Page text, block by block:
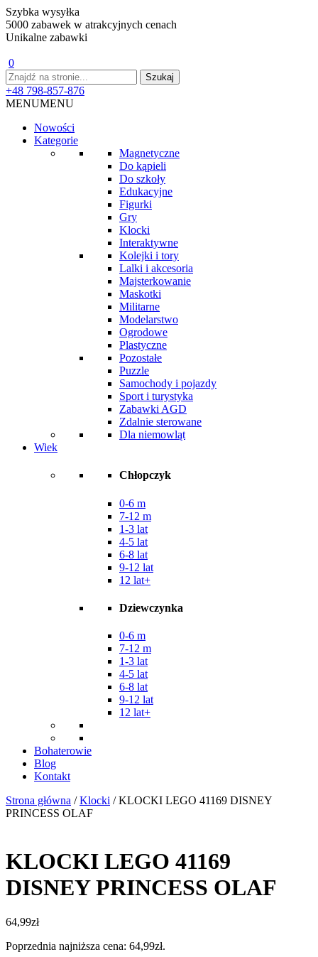
Szybka wysyłka
5000 zabawek w atrakcyjnych cenach
Unikalne zabawki
0
+48 798-857-876
MENUMENU
Nowości
Kategorie
Magnetyczne
Do kąpieli
Do szkoły
Edukacyjne
Figurki
Gry
Klocki
Interaktywne
Kolejki i tory
Lalki i akcesoria
Majsterkowanie
Maskotki
Militarne
Modelarstwo
Ogrodowe
Plastyczne
Pozostałe
Puzzle
Samochody i pojazdy
Sport i turystyka
Zabawki AGD
Zdalnie sterowane
Dla niemowląt
Wiek
Chłopczyk
0-6 m
7-12 m
1-3 lat
4-5 lat
6-8 lat
9-12 lat
12 lat+
Dziewczynka
0-6 m
7-12 m
1-3 lat
4-5 lat
6-8 lat
9-12 lat
12 lat+
Bohaterowie
Blog
Kontakt
Strona główna /Klocki / KLOCKI LEGO 41169 DISNEY
PRINCESS OLAF
KLOCKI LEGO 41169
DISNEY PRINCESS OLAF
64,99zł
Poprzednia najniższa cena: 64,99zł.